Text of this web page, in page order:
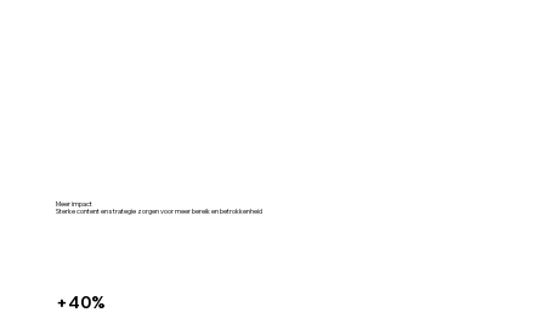
Meer impact
Sterke content en strategie zorgen voor meer bereik en betrokkenheid
+40%